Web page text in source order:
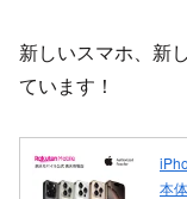
新しいスマホ、新
ています！
本